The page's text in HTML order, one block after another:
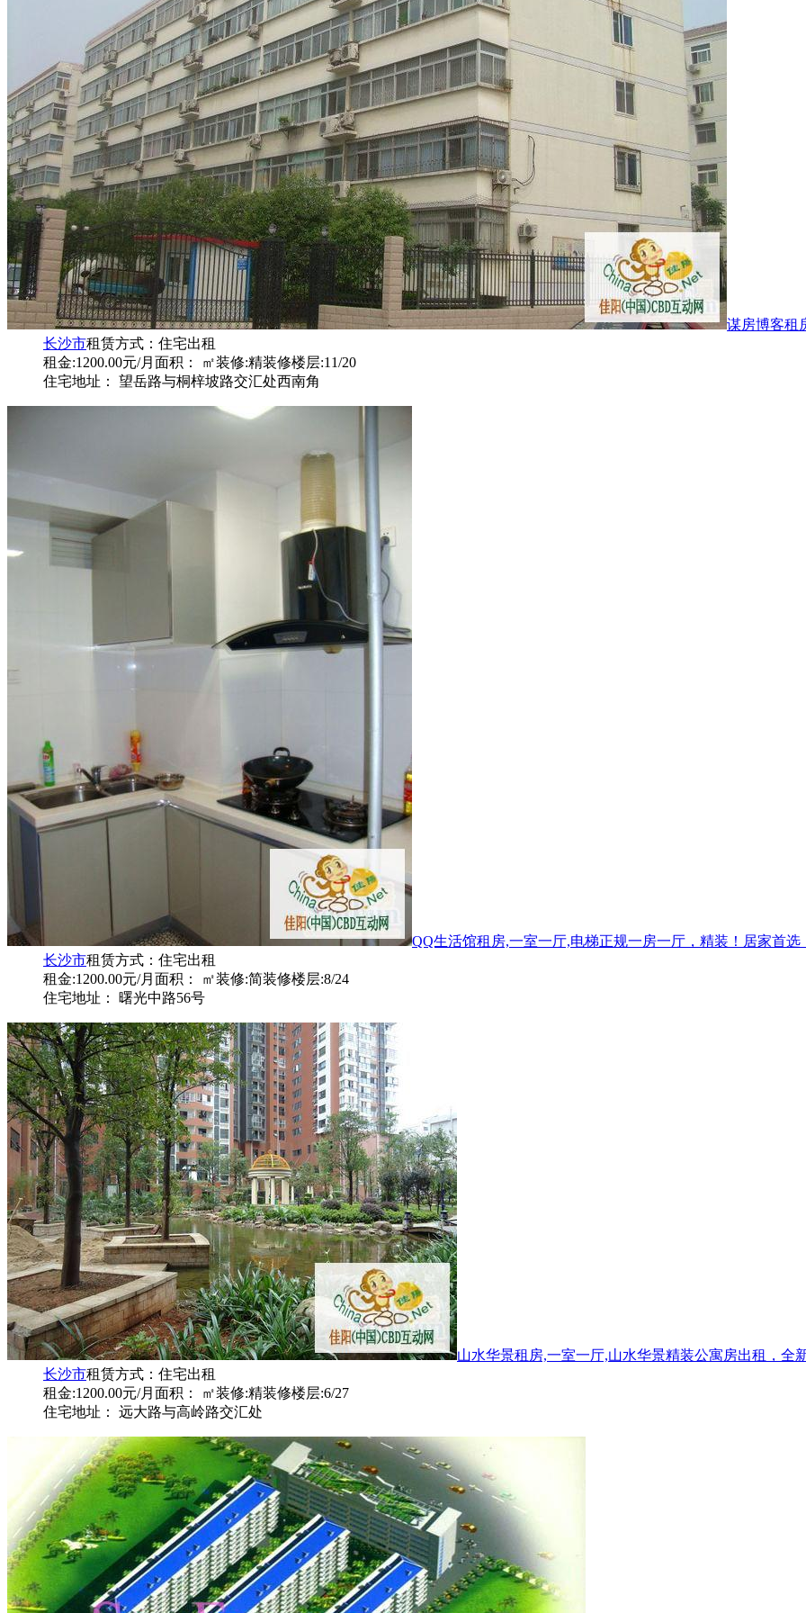
谋房博客租
长沙市租赁方式： 住宅出租
租金:1200.00元/月 面积： ㎡装修:精装修楼层:11/20
住宅地址： 望岳路与桐梓坡路交汇处西南角
QQ生活馆租房,一室一厅,电梯正规一房一厅，精装！居家首选
长沙市租赁方式： 住宅出租
租金:1200.00元/月 面积： ㎡装修:简装修楼层:8/24
住宅地址： 曙光中路56号
山水华景租房,一室一厅,山水华景精装公寓房出租，全
长沙市租赁方式： 住宅出租
租金:1200.00元/月 面积： ㎡装修:精装修楼层:6/27
住宅地址： 远大路与高岭路交汇处